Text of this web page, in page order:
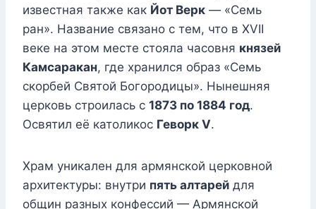
известная также как Йот Верк — «Семь
ран». Название связано с тем, что в XVII
веке на этом месте стояла часовня князей
Камсаракан, где хранился образ «Семь
скорбей Святой Богородицы». Нынешняя
церковь строилась с 1873 по 1884 год.
Освятил её католикос Геворк V.
Храм уникален для армянской церковной
архитектуры: внутри пять алтарей для
общин разных конфессий — Армянской